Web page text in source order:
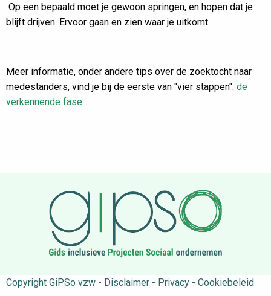
Op een bepaald moet je gewoon springen, en hopen dat je
blijft drijven. Ervoor gaan en zien waar je uitkomt.
Meer informatie, onder andere tips over de zoektocht naar
medestanders, vind je bij de eerste van "vier stappen": de
verkennende fase
Copyright GiPSo vzw - Disclaimer - Privacy - Cookiebeleid